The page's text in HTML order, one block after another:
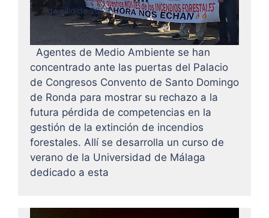
7 de julio de 2023
Agentes de Medio Ambiente se han
concentrado ante las puertas del Palacio
de Congresos Convento de Santo Domingo
de Ronda para mostrar su rechazo a la
futura pérdida de competencias en la
gestión de la extinción de incendios
forestales. Allí se desarrolla un curso de
verano de la Universidad de Málaga
dedicado a esta